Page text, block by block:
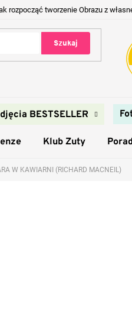
rozpocząć tworzenie Obrazu z
Szukaj
BESTSELLER
Klub Zuty
W KAWIARNI (RICHARD MACNEIL)